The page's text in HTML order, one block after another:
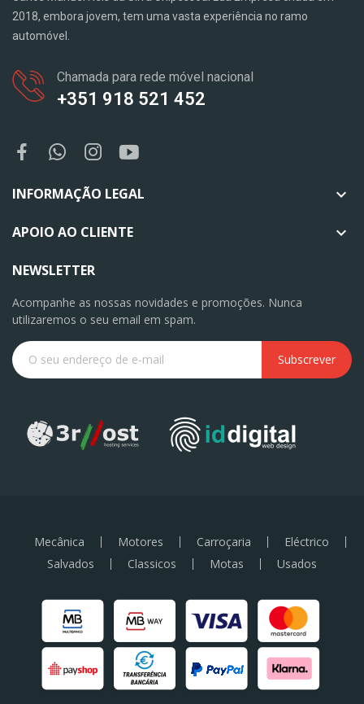
2018, embora jovem, tem uma vasta experiência no ramo
automóvel.
Chamada para rede móvel nacional
+351 918 521 452
INFORMAÇÃO LEGAL 
APOIO AO CLIENTE 
NEWSLETTER
Acompanhe as nossas novidades e promoções. Nunca
utilizaremos o seu email em spam.
Subscrever
Mecânica Motores Carroçaria
Eléctrico
Salvados
Classicos Motas Usados